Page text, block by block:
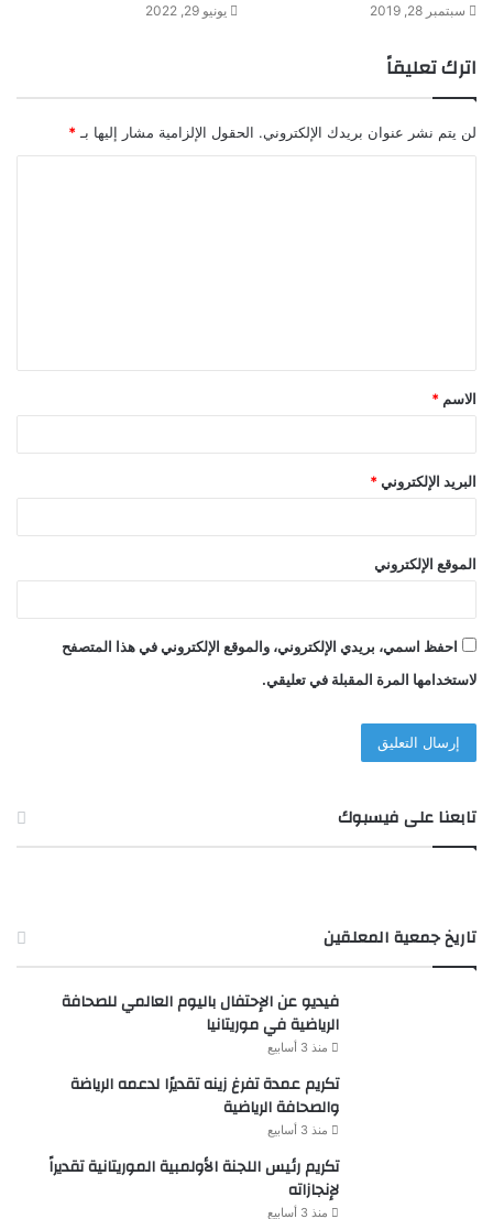
سبتمبر 28, 2019 يونيو 29, 2022
اترك تعليقاً
لن يتم نشر عنوان بريدك الإلكتروني. الحقول الإلزامية مشار إليها بـ *
ق
*
الاسم *
البريد الإلكتروني *
الموقع الإلكتروني
احفظ اسمي، بريدي الإلكتروني، والموقع الإلكتروني في هذا المتصفح
لاستخدامها المرة المقبلة في تعليقي.
تابعنا على فيسبوك
تاريخ جمعية المعلقين
فيديو عن الإحتفال باليوم العالمي للصحافة
الرياضية في موريتانيا
منذ 3 أسابيع
تكريم عمدة تفرغ زينه تقديرًا لدعمه الرياضة
والصحافة الرياضية
منذ 3 أسابيع
تكريم رئيس اللجنة الأولمبية الموريتانية تقديراً
لإنجازاته
منذ 3 أسابيع